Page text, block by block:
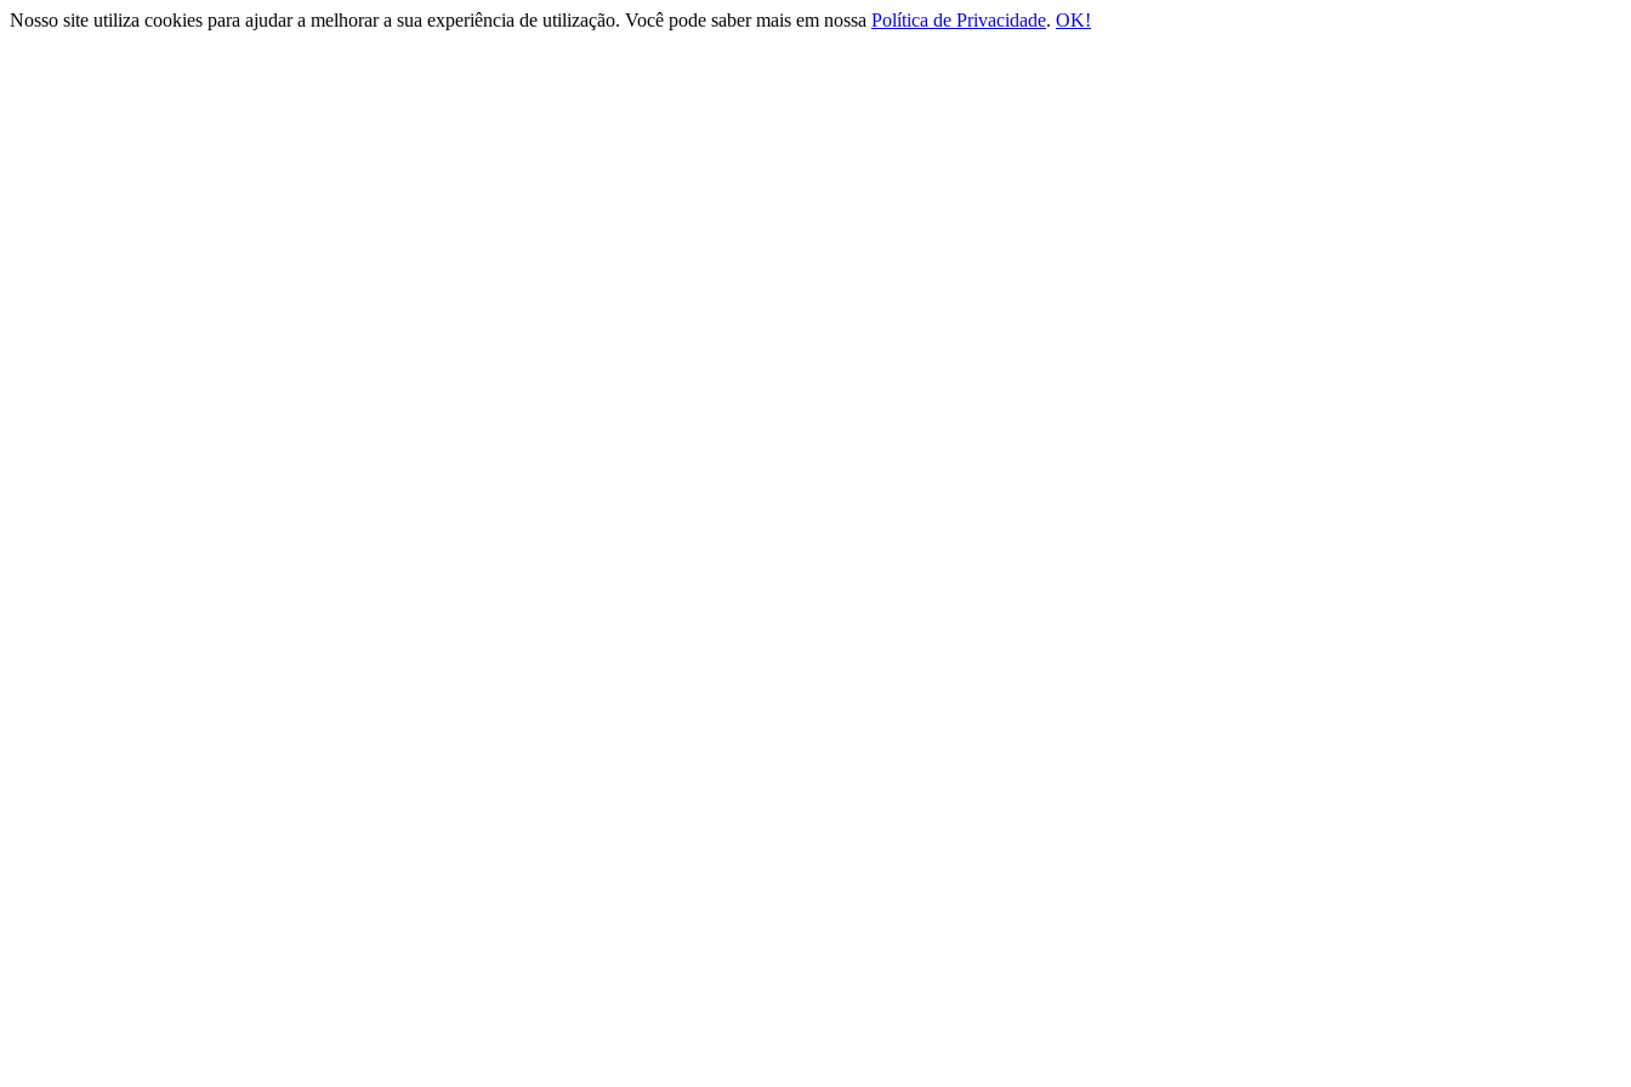
Nosso site utiliza cookies para ajudar a melhorar a sua experiência de utilização. Você pode saber mais em nossa Política de Privacidade. OK!